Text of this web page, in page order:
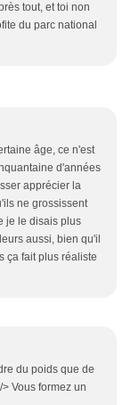
tout, et toi non
du parc national
âge, ce n'est
d'années
apprécier la
ne grossissent
je le disais plus
aussi, bien qu'il
ça fait plus réaliste
du poids que de
Vous formez un